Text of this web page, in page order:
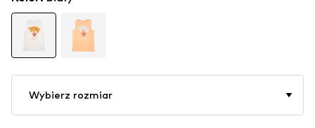
Wybierz rozmiar